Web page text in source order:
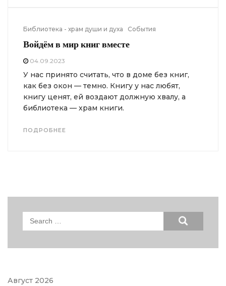
Библиотека - храм души и духа События
Войдём в мир книг вместе
04.09.2023
У нас принято считать, что в доме без книг,
как без окон — темно. Книгу у нас любят,
книгу ценят, ей воздают должную хвалу, а
библиотека — храм книги.
ПОДРОБНЕЕ
Search
Август 2026